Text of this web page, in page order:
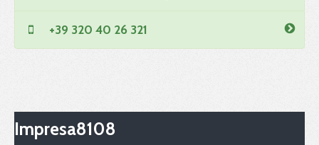
+39 320 40 26 321
Impresa8108